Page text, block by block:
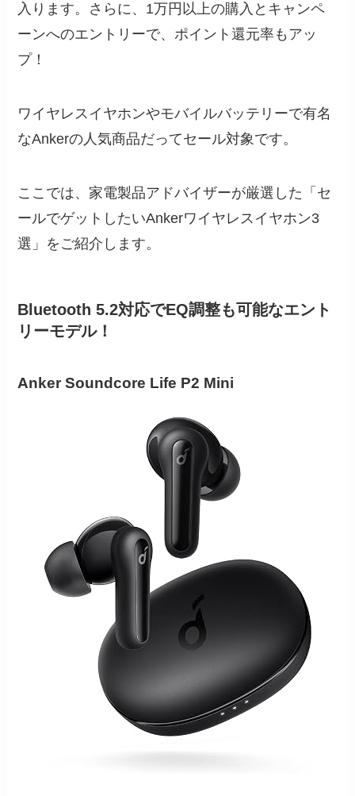
入ります。さらに、1万円以上の購入とキャンペ
ーンへのエントリーで、ポイント還元率もアッ
プ！
ワイヤレスイヤホンやモバイルバッテリーで有名
なAnkerの人気商品だってセール対象です。
ここでは、家電製品アドバイザーが厳選した「セ
ールでゲットしたいAnkerワイヤレスイヤホン3
選」をご紹介します。
Bluetooth 5.2対応でEQ調整も可能なエント
リーモデル！
Anker Soundcore Life P2 Mini